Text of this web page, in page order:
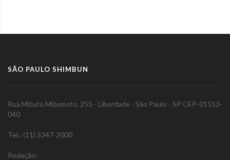
SÃO PAULO SHIMBUN
Rua Mituto Mizumoto, 255 - Liberdade - São Paulo - SP CEP-01513-
040
Tel.: (11) 3347-2000
Redação: